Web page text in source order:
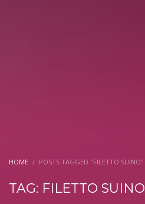
HOME POSTS TAGGED "FILETTO SUINO"
TAG: FILETTO SUINO